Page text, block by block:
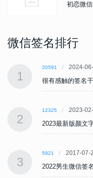
初恋微
微信签名排行
1
20591 2024-
很有感触的签名
2
12325 2023-
2023最新版颜文
3
5921 2017-07-
2022男生微信签